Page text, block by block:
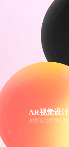
AR视觉设计
创意视觉展现风格